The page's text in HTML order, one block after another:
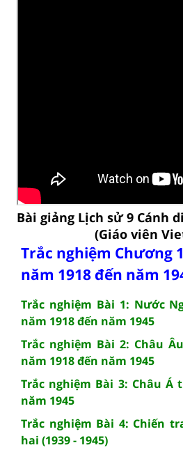
Bài giảng Lịch sử 9 Cánh
(Giáo viên
Trắc nghiệm Chương
năm 1918 đến năm
Trắc nghiệm Bài 1: Nước
năm 1918 đến năm 1945
Trắc nghiệm Bài 2: Châu
năm 1918 đến năm 1945
Trắc nghiệm Bài 3: Châu Á
năm 1945
Trắc nghiệm Bài 4: Chiến
hai (1939 - 1945)